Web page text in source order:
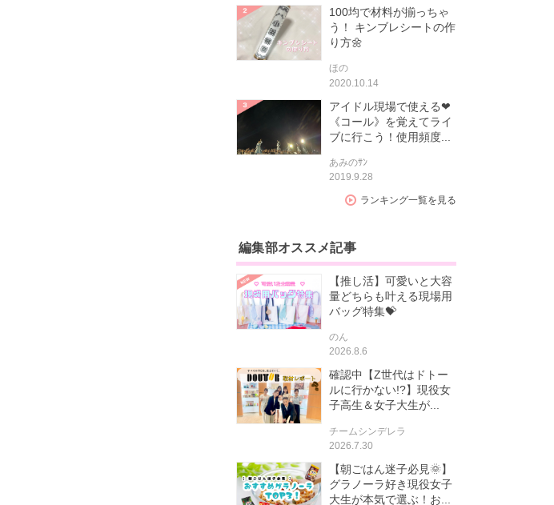
100均で材料が揃っちゃ
う！ キンブレシートの作
り方🌼
ほの
2020.10.14
アイドル現場で使える❤
《コール》を覚えてライ
ブに行こう！使用頻度...
あみのｻﾝ
2019.9.28
ランキング一覧を見る
編集部オススメ記事
【推し活】可愛いと大容
量どちらも叶える現場用
バッグ特集💝
のん
2026.8.6
確認中【Z世代はドトー
ルに行かない!?】現役女
子高生＆女子大生が...
チームシンデレラ
2026.7.30
【朝ごはん迷子必見🌞】
グラノーラ好き現役女子
大生が本気で選ぶ！お...